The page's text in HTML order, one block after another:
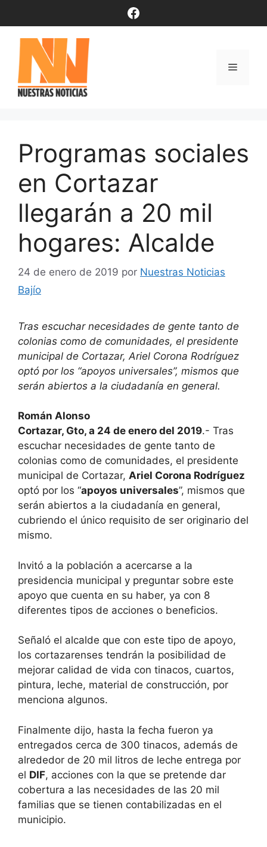
contenido
Facebook
Menú
Programas sociales
en Cortazar
llegarán a 20 mil
hogares: Alcalde
24 de enero de 2019 por Nuestras Noticias
Bajío
Tras escuchar necesidades de gente tanto de
colonias como de comunidades, el presidente
municipal de Cortazar, Ariel Corona Rodríguez
optó por los “apoyos universales”, mismos que
serán abiertos a la ciudadanía en general.
Román Alonso
Cortazar, Gto, a 24 de enero del 2019.- Tras
escuchar necesidades de gente tanto de
colonias como de comunidades, el presidente
municipal de Cortazar, Ariel Corona Rodríguez
optó por los “apoyos universales”, mismos que
serán abiertos a la ciudadanía en general,
cubriendo el único requisito de ser originario del
mismo.
Invitó a la población a acercarse a la
presidencia municipal y preguntar sobre este
apoyo que cuenta en su haber, ya con 8
diferentes tipos de acciones o beneficios.
Señaló el alcalde que con este tipo de apoyo,
los cortazarenses tendrán la posibilidad de
mejorar calidad de vida con tinacos, cuartos,
pintura, leche, material de construcción, por
menciona algunos.
Finalmente dijo, hasta la fecha fueron ya
entregados cerca de 300 tinacos, además de
alrededor de 20 mil litros de leche entrega por
el DIF, acciones con la que se pretende dar
cobertura a las necesidades de las 20 mil
familias que se tienen contabilizadas en el
municipio.